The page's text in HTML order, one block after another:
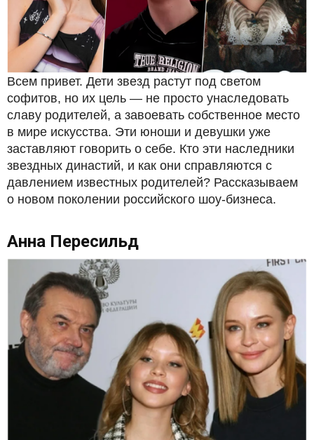
Всем привет. Дети звезд растут под светом
софитов, но их цель — не просто унаследовать
славу родителей, а завоевать собственное место
в мире искусства. Эти юноши и девушки уже
заставляют говорить о себе. Кто эти наследники
звездных династий, и как они справляются с
давлением известных родителей? Рассказываем
о новом поколении российского шоу-бизнеса.
Анна Пересильд